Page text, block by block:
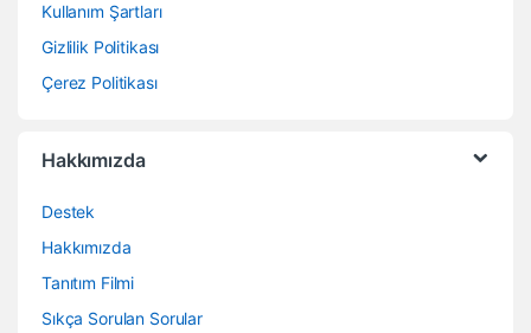
Kullanım Şartları
Gizlilik Politikası
Çerez Politikası
Hakkımızda
Destek
Hakkımızda
Tanıtım Filmi
Sıkça Sorulan Sorular